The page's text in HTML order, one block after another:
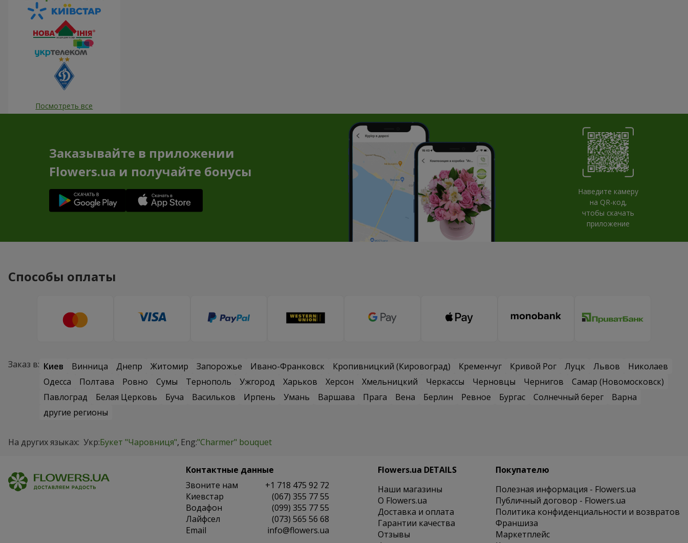
Посмотреть все
Заказывайте в приложении
Flowers.ua и получайте бонусы
Наведите камеру
на QR-код,
чтобы скачать
приложение
Способы оплаты
Заказ в: Киев Винница Днепр Житомир Запорожье Ивано-Франковск Кропивницкий (Кировоград) Кременчуг Кривой Рог Луцк Львов
Николаев
Одесса
Полтава Ровно Сумы Тернополь Ужгород Харьков Херсон Хмельницкий Черкассы Черновцы Чернигов
Самар (Новомосковск)
Павлоград
Белая Церковь Буча Васильков Ирпень Умань Варшава Прага Вена Берлин Ревное Бургас Солнечный берег
Варна
другие регионы
На других языках: Укр:Букет "Чаровниця" Eng:"Charmer" bouquet
Контактные данные
Звоните нам
+1 718 475 92 72
Киевстар
(067) 355 77 55
Водафон
(099) 355 77 55
Лайфсел
(073) 565 56 68
Email
info@flowers.ua
Flowers.ua DETAILS
Наши магазины
O Flowers.ua
Доставка и оплата
Гарантии качества
Отзывы
Покупателю
Полезная информация - Flowers.ua
Публичный договор - Flowers.ua
Политика конфиденциальности и возвратов
Франшиза
Маркетплейс